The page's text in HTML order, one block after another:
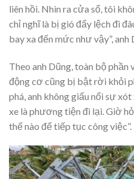
liên hồi. Nhìn ra cửa sổ, tôi
chỉ nghĩ là bị gió đẩy lệch đi
bay xa đến mức như vậy”, anh
Theo anh Dũng, toàn bộ phần
động cơ cũng bị bật rời khỏi
phá, anh không giấu nổi sự xót
xe là phương tiện đi lại. Giờ
thế nào để tiếp tục công việc”.